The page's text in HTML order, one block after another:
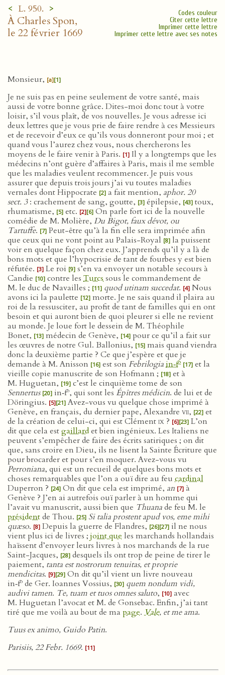
< L. 950. >
À Charles Spon,
le 22 février 1669
Codes couleur
Citer cette lettre
Imprimer cette lettre
Imprimer cette lettre avec ses notes
Monsieur, [a][1]
Je ne suis pas en peine seulement de votre santé, mais
aussi de votre bonne grâce. Dites-moi donc tout à votre
loisir, s’il vous plaît, de vos nouvelles. Je vous adresse ici
deux lettres que je vous prie de faire rendre à ces Messieurs
et de recevoir d’eux ce qu’ils vous donneront pour moi ; et
quand vous l’aurez chez vous, nous chercherons les
moyens de le faire venir à Paris. [1] Il y a longtemps que les
médecins n’ont guère d’affaires à Paris, mais il me semble
que les maladies veulent recommencer. Je puis vous
assurer que depuis trois jours j’ai vu toutes maladies
vernales dont Hippocrate [2] a fait mention, aphor. 20
sect. 3: crachement de sang, goutte, [3] épilepsie, [43] toux,
rhumatisme, [5] etc. [2][6] On parle fort ici de la nouvelle
comédie de M. Molière, Du Bigot, faux dévot, ou
Tartuffe. [7] Peut-être qu’à la fin elle sera imprimée afin
que ceux qui ne vont point au Palais-Royal [8] la puissent
voir en quelque façon chez eux. J’apprends qu’il y a là de
bons mots et que l’hypocrisie de tant de fourbes y est bien
réfutée. [3] Le roi [9] s’en va envoyer un notable secours à
Candie [10] contre les Turcssous le commandement de
M. le duc de Navailles ; [11] quod utinam succedat. [4] Nous
avons ici la paulette [12] morte. Je ne sais quand il plaira au
roi de la ressusciter, au profit de tant de familles qui en ont
besoin et qui auront bien de quoi pleurer si elle ne revient
au monde. Je loue fort le dessein de M. Théophile
Bonet, [13] médecin de Genève, [14] pour ce qu’il a fait sur
les œuvres de notre Gul. Ballonius, [15] mais quand viendra
donc la deuxième partie ? Ce que j’espère et que je
demande à M. Anisson [16] est son Febrilogiain‑fo [17] et la
vieille copie manuscrite de son Hofmann ; [18] et à
M. Huguetan, [19] c’est le cinquième tome de son
Sennertus [20] in‑fo, qui sont les Épîtres médicin. de lui et de
Döringius. [5][21] Avez-vous vu quelque chose imprimé à
Genève, en français, du dernier pape, Alexandre vii, [22] et
de la création de celui-ci, qui est Clémentix ? [6][23] L’on
dit que cela estgaillardet bien ingénieux. Les Italiens ne
peuvent s’empêcher de faire des écrits satiriques ; on dit
que, sans croire en Dieu, ils ne lisent la Sainte Écriture que
pour brocarder et pour s’en moquer. Avez-vous vu
Perroniana, qui est un recueil de quelques bons mots et
choses remarquables que l’on a ouï dire au feu cardinal
Duperron ? [24] On dit que cela est imprimé, an [7] à
Genève ? J’en ai autrefois ouï parler à un homme qui
l’avait vu manuscrit, aussi bien que Thuanade feu M. le
présidentde Thou. [25] Si talia prostent apud vos, eme mihi
quæso. [8] Depuis la guerre de Flandres, [26][27] il ne nous
vient plus ici de livres ;joint que les marchands hollandais
haïssent d’envoyer leurs livres à nos marchands de la rue
Saint-Jacques, [28] desquels ils ont trop de peine de tirer le
paiement, tanta est nostrorum tenuitas, et proprie
mendicitas. [9][29] On dit qu’il vient un livre nouveau
in‑fo de Ger. Ioannes Vossius, [30] quem nondum vidi,
audivi tamen. Te, tuam et tuos omnes saluto, [10] avec
M. Huguetan l’avocat et M. de Gonsebac. Enfin, j’ai tant
tiré que me voilà au bout de ma page. Vale, et me ama.
Tuus ex animo, Guido Patin.
Parisiis, 22 Febr. 1669. [11]